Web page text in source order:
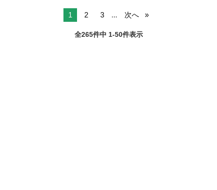
1 2 3 ... 次へ
全265件中 1-50件表示